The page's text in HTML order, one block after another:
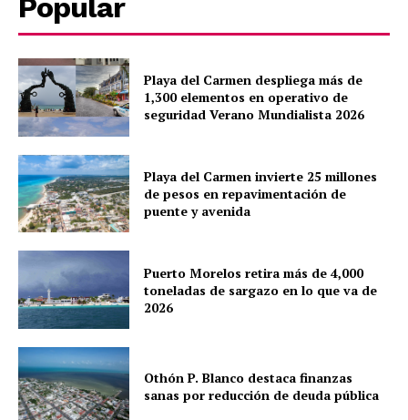
Chetumal
Puerto Morelos
Popular
Playa del Carmen despliega más de
1,300 elementos en operativo de
seguridad Verano Mundialista 2026
Playa del Carmen invierte 25 millones
de pesos en repavimentación de
puente y avenida
Puerto Morelos retira más de 4,000
toneladas de sargazo en lo que va de
2026
Othón P. Blanco destaca finanzas
sanas por reducción de deuda pública